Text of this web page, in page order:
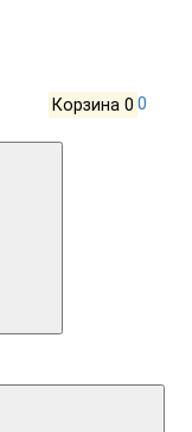
Корзина 0 0